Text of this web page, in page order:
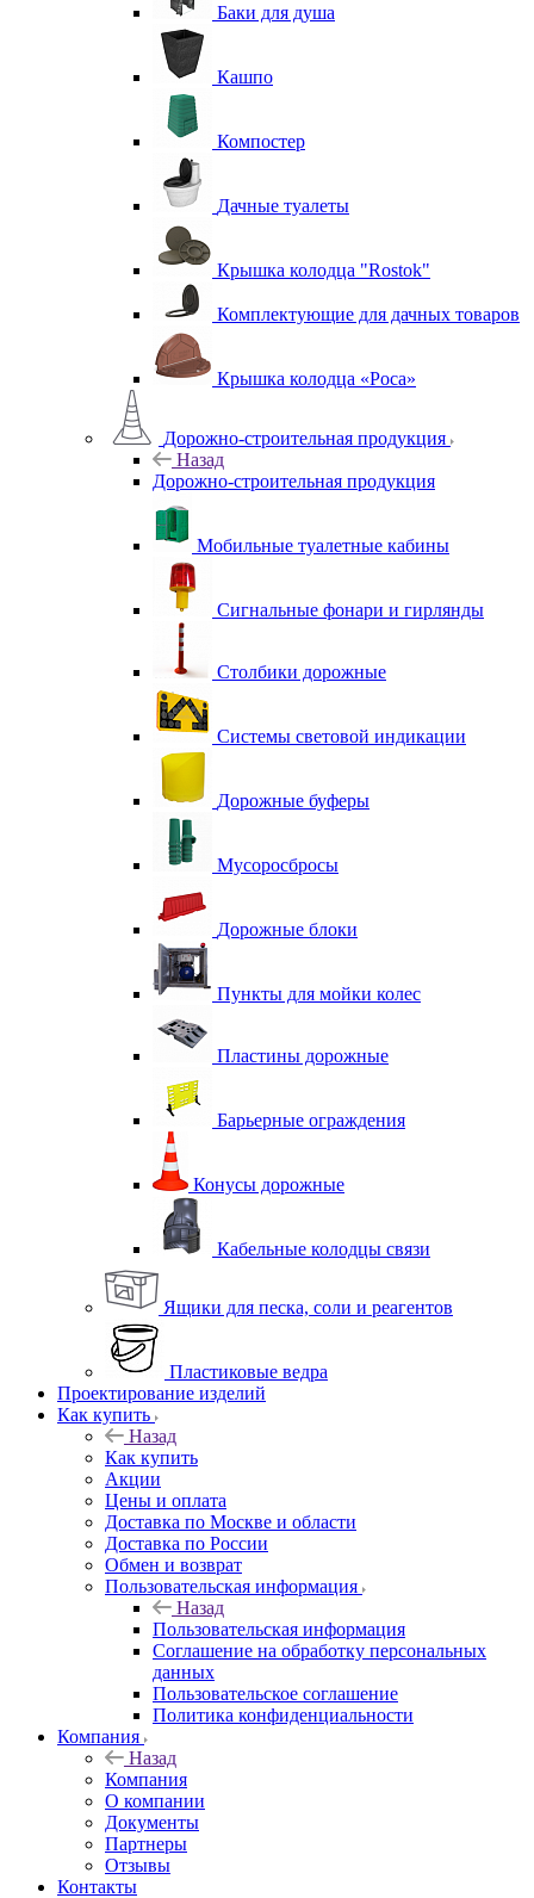
Баки для душа
Кашпо
Компостер
Дачные туалеты
Крышка колодца "Rostok"
Комплектующие для дачных товаров
Крышка колодца «Роса»
Дорожно-строительная продукция
Назад
Дорожно-строительная продукция
Мобильные туалетные кабины
Сигнальные фонари и гирлянды
Столбики дорожные
Системы световой индикации
Дорожные буферы
Мусоросбросы
Дорожные блоки
Пункты для мойки колес
Пластины дорожные
Барьерные ограждения
Конусы дорожные
Кабельные колодцы связи
Ящики для песка, соли и реагентов
Пластиковые ведра
Проектирование изделий
Как купить
Назад
Как купить
Акции
Цены и оплата
Доставка по Москве и области
Доставка по России
Обмен и возврат
Пользовательская информация
Назад
Пользовательская информация
Соглашение на обработку персональных
данных
Пользовательское соглашение
Политика конфиденциальности
Компания
Назад
Компания
О компании
Документы
Партнеры
Отзывы
Контакты